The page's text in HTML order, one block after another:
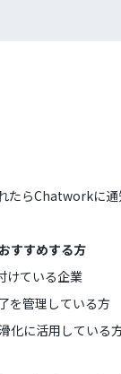
らChatworkに通
すすめする方
けている企業
を管理している方
化に活用している